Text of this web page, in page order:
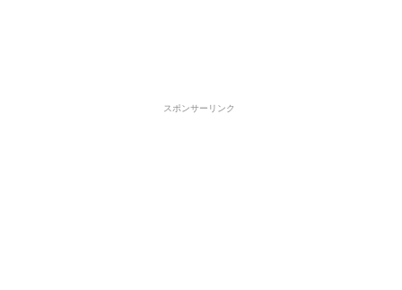
スポンサーリンク